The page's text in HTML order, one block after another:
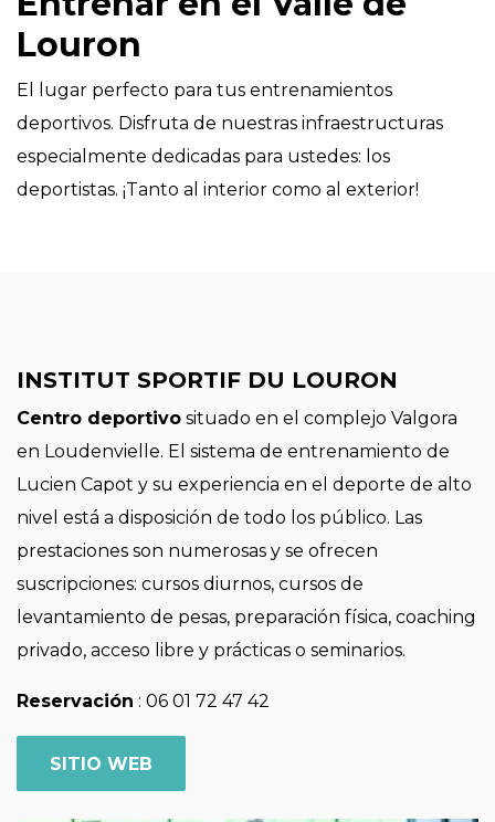
Louron
El lugar perfecto para tus entrenamientos
deportivos. Disfruta de nuestras infraestructuras
especialmente dedicadas para ustedes: los
deportistas. ¡Tanto al interior como al exterior!
INSTITUT SPORTIF DU LOURON
Centro deportivo situado en el complejo Valgora
en Loudenvielle. El sistema de entrenamiento de
Lucien Capot y su experiencia en el deporte de alto
nivel está a disposición de todo los público. Las
prestaciones son numerosas y se ofrecen
suscripciones: cursos diurnos, cursos de
levantamiento de pesas, preparación física, coaching
privado, acceso libre y prácticas o seminarios.
Reservación : 06 01 72 47 42
SITIO WEB